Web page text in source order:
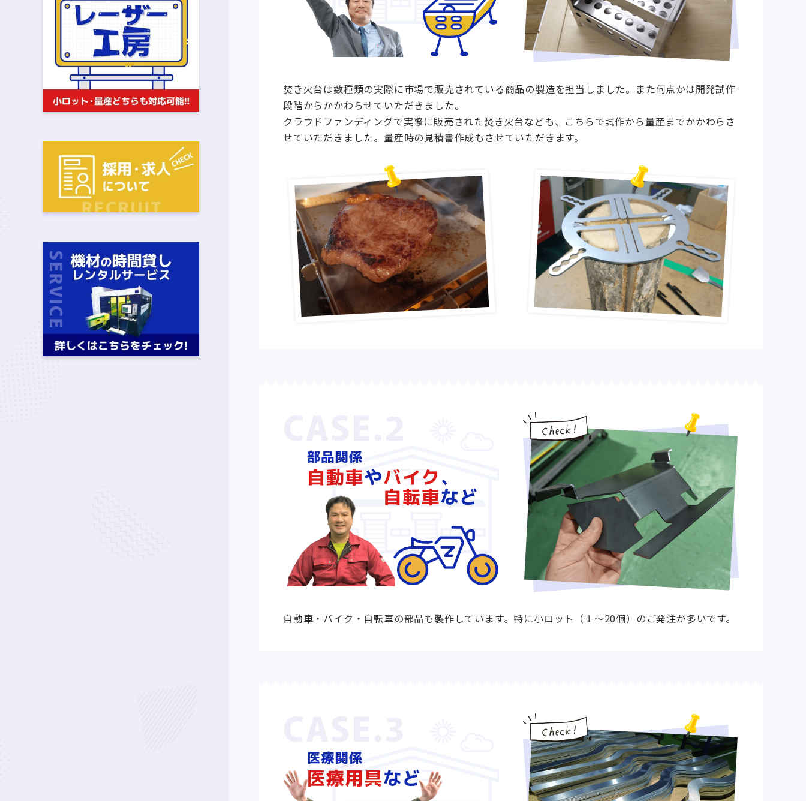
焚き火台は数種類の実際に市場で販売されている商品の製造を担当しました。また何点かは開発試作
段階からかかわらせていただきました。
クラウドファンディングで実際に販売された焚き火台なども、こちらで試作から量産までかかわらさ
せていただきました。量産時の見積書作成もさせていただきます。
自動車・バイク・自転車の部品も製作しています。特に小ロット（１〜20個）のご発注が多いです。